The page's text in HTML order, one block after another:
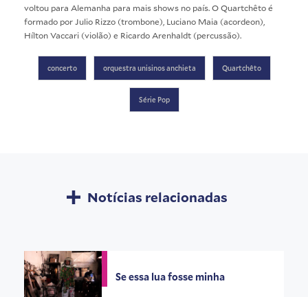
voltou para Alemanha para mais shows no país. O Quartchêto é
formado por Julio Rizzo (trombone), Luciano Maia (acordeon),
Hílton Vaccari (violão) e Ricardo Arenhaldt (percussão).
concerto orquestra unisinos anchieta Quartchêto
Série Pop
Notícias relacionadas
Se essa lua fosse minha